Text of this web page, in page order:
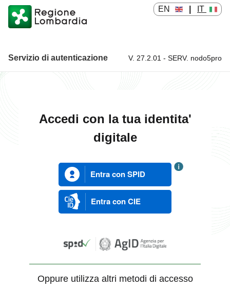
EN IT
Servizio di autenticazione Servizio di autenticazione
V. 27.2.01 - SERV. nodo5pro
Accedi con la tua identita'
digitale
Entra con SPID
Entra con CIE
Oppure utilizza altri metodi di accesso